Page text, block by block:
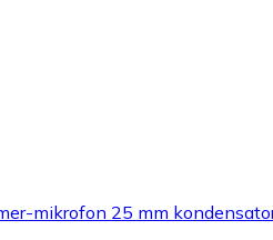
mikrofon 25 mm